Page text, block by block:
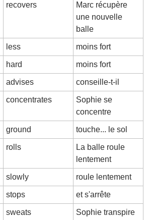
recovers
Marc récupère
une nouvelle
balle
less moins fort
hard moins fort
advises conseille-t-il
concentrates
Sophie se
concentre
ground touche... le sol
rolls
La balle roule
lentement
slowly roule lentement
stops et s'arrête
sweats Sophie transpire